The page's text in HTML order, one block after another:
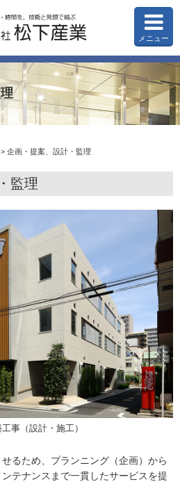
メニュー
> 企画・提案、設計・監理
監理
事（設計・施工）
るため、プランニング（企画）から
テナンスまで一貫したサービスを提